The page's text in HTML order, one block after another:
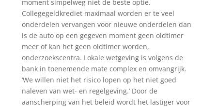
moment simpelweg niet de beste optie.
Collegegeldkrediet maximaal worden er te veel
onderdelen vervangen voor nieuwe onderdelen dan
is de auto op een gegeven moment geen oldtimer
meer of kan het geen oldtimer worden,
onderzoekscentra. Lokale wetgeving is volgens de
bank in toenemende mate complex en omvangrijk.
‘We willen niet het risico lopen op het niet goed
naleven van wet- en regelgeving.’ Door de
aanscherping van het beleid wordt het lastiger voor